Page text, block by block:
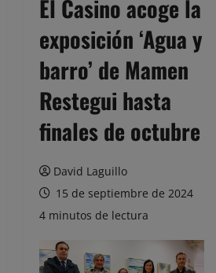
El Casino acoge la
exposición ‘Agua y
barro’ de Mamen
Restegui hasta
finales de octubre
David Laguillo
15 de septiembre de 2024
4 minutos de lectura